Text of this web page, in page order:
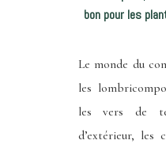
bon pour les
Le monde du
les
les vers de
d’extérieur, les